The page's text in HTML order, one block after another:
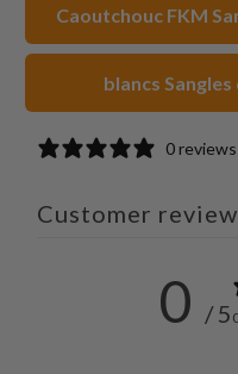
Caoutchouc FKM
blancs
0 reviews
Customer
0 / 5